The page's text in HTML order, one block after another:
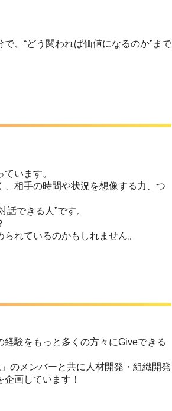
、“どう関われば価値になるのか”まで
います。
相手の時間や状況を想像する力、つ
できる人”です。
れているのかもしれません。
験をもっと多くの方々にGiveできる
のメンバーと共に人材開発・組織開発
画しています！